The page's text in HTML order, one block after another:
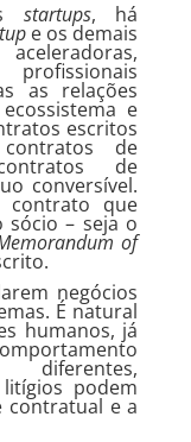
startups, há
e os demais
profissionais
as relações
e
escritos
de
de
conversível.
que
sócio – seja o
of
negócios
É natural
humanos, já
diferentes,
podem
contratual e a